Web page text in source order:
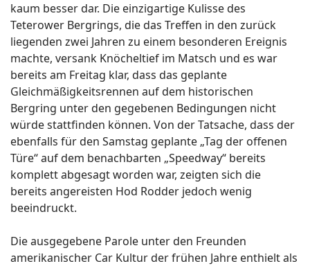
kaum besser dar. Die einzigartige Kulisse des
Teterower Bergrings, die das Treffen in den zurück
liegenden zwei Jahren zu einem besonderen Ereignis
machte, versank Knöcheltief im Matsch und es war
bereits am Freitag klar, dass das geplante
Gleichmäßigkeitsrennen auf dem historischen
Bergring unter den gegebenen Bedingungen nicht
würde stattfinden können. Von der Tatsache, dass der
ebenfalls für den Samstag geplante „Tag der offenen
Türe“ auf dem benachbarten „Speedway“ bereits
komplett abgesagt worden war, zeigten sich die
bereits angereisten Hod Rodder jedoch wenig
beeindruckt.
Die ausgegebene Parole unter den Freunden
amerikanischer Car Kultur der frühen Jahre enthielt als